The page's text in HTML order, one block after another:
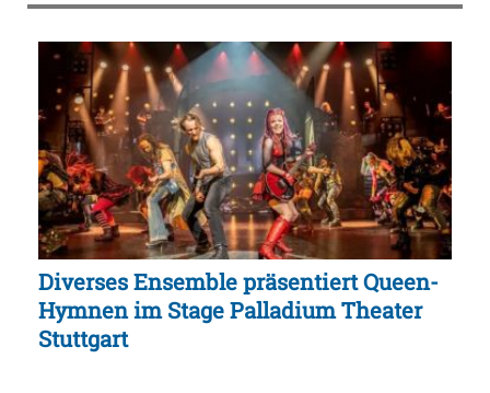
Diverses Ensemble präsentiert Queen-
Hymnen im Stage Palladium Theater
Stuttgart